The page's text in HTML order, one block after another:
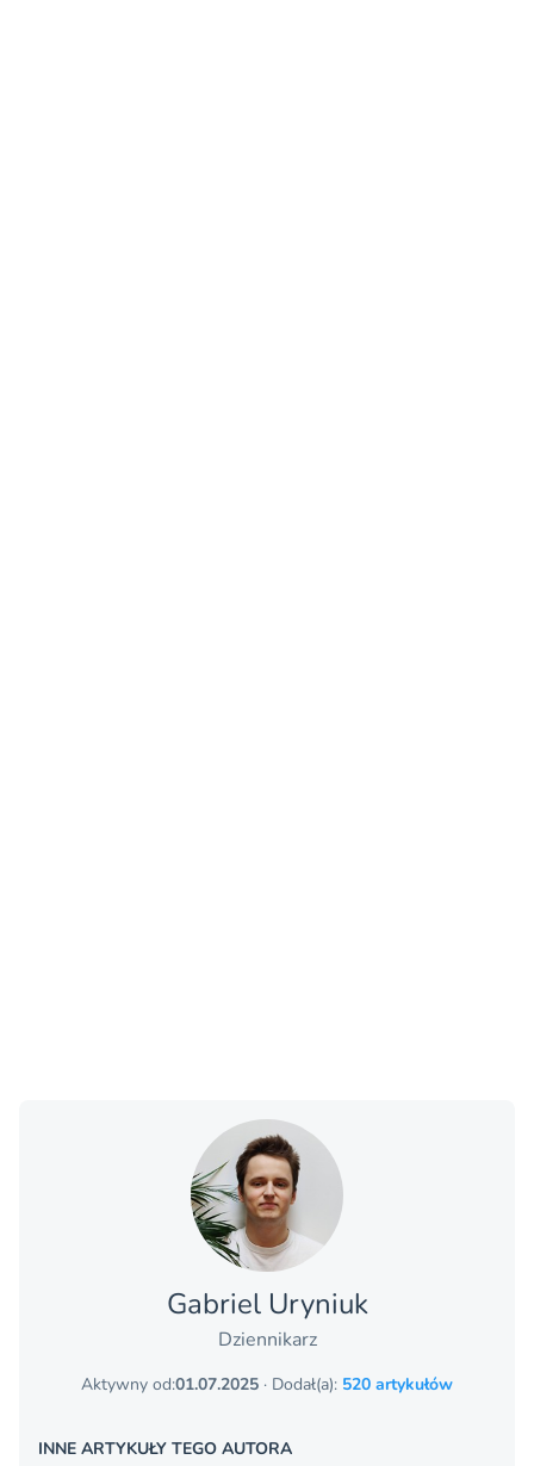
Gabriel Uryniuk
Dziennikarz
Aktywny od:01.07.2025 · Dodał(a): 520 artykułów
INNE ARTYKUŁY TEGO AUTORA